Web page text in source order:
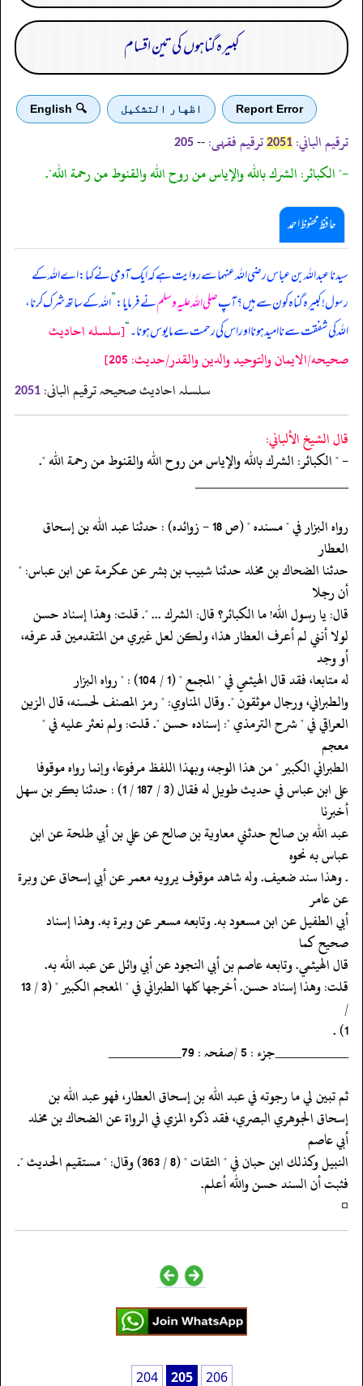
کبیرہ گناہوں کی تین اقسام
Report Error اظهار التشكيل 🔍 English
ترقیم الباني: 2051 ترقیم فقہی: --
205
-" الكبائر: الشرك بالله والإياس من روح الله والقنوط من رحمة الله".
حافظ محفوظ احمد
سیدنا عبداللہ بن عباس رضی اللہ عنہما سے روایت ہے کہ ایک آدمی نے کہا: اے اللہ کے
رسول! کبیرہ گناہ کون سے ہیں؟ آپصلی اللہ علیہ وسلمنے فرمایا:”اللہ کے ساتھ شرک کرنا،
اللہ کی شفقت سے ناامید ہونا اور اس کی رحمت سے مایوس ہونا۔“[سلسله احاديث
صحيحه/الايمان والتوحيد والدين والقدر/حدیث: 205]
سلسلہ احادیث صحیحہ ترقیم البانی: 2051
قال الشيخ الألباني:
- " الكبائر: الشرك بالله والإياس من روح الله والقنوط من رحمة الله ".
‏‏‏‏_____________________
‏‏‏‏رواه البزار في " مسنده " (ص 18 - زوائده) : حدثنا عبد الله بن إسحاق
العطار
‏‏‏‏حدثنا الضحاك بن مخلد حدثنا شبيب بن بشر عن عكرمة عن ابن عباس: "
أن رجلا
‏‏‏‏قال: يا رسول الله! ما الكبائر؟ قال: الشرك ... ". قلت: وهذا إسناد حسن
‏‏‏‏لولا أنني لم أعرف العطار هذا، ولكن لعل غيري من المتقدمين قد عرفه،
أو وجد
‏‏‏‏له متابعا، فقد قال الهيثمي في " المجمع " (1 / 104) : " رواه البزار
‏‏‏‏والطبراني، ورجال موثقون ". وقال المناوي: " رمز المصنف لحسنه، قال الزين
‏‏‏‏العراقي في " شرح الترمذي ": إسناده حسن ". قلت: ولم نعثر عليه في "
معجم
‏‏‏‏الطبراني الكبير " من هذا الوجه، وبهذا اللفظ مرفوعا، وإنما رواه موقوفا
‏‏‏‏على ابن عباس في حديث طويل له فقال (3 / 187 / 1) : حدثنا بكر بن سهل
أخبرنا
‏‏‏‏عبد الله بن صالح حدثني معاوية بن صالح عن علي بن أبي طلحة عن ابن
عباس به نحوه
‏‏‏‏. وهذا سند ضعيف. وله شاهد موقوف يرويه معمر عن أبي إسحاق عن وبرة
عن عامر
‏‏‏‏أبي الطفيل عن ابن مسعود به. وتابعه مسعر عن وبرة به. وهذا إسناد
صحيح كما
‏‏‏‏قال الهيثمي. وتابعه عاصم بن أبي النجود عن أبي وائل عن عبد الله به.
‏‏‏‏قلت: وهذا إسناد حسن. أخرجها كلها الطبراني في " المعجم الكبير " (3 / 13
/
‏‏‏‏__________جزء : 5 /صفحہ : 79__________
‏‏‏‏ثم تبين لي ما رجوته في عبد الله بن إسحاق العطار، فهو عبد الله بن
‏‏‏‏إسحاق الجوهري البصري، فقد ذكره المزي في الرواة عن الضحاك بن مخلد
أبي عاصم
‏‏‏‏النبيل وكذلك ابن حبان في " الثقات " (8 / 363) وقال: " مستقيم الحديث ".
‏‏‏‏فثبت أن السند حسن والله أعلم.
‏‏‏‏¤
204 205 206